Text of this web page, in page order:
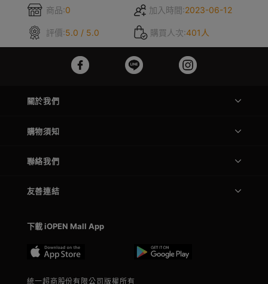
商品:0 加入時間:2023-06-12
評價:5.0 / 5.0 購買人次:401人
關於我們
購物須知
聯絡我們
友善連結
下載 iOPEN Mall App
統一超商股份有限公司版權所有